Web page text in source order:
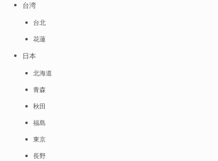
台湾
台北
花蓮
日本
北海道
青森
秋田
福島
東京
長野